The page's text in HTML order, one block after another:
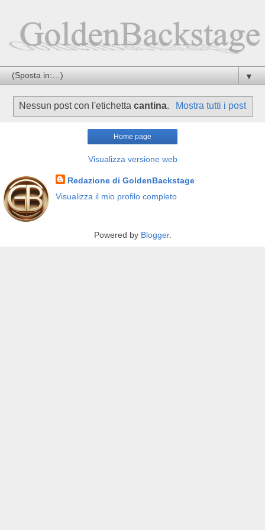
▼
Nessun post con l'etichettacantina. Mostra tutti i post
Home page
Visualizza versione web
Redazione di GoldenBackstage
Visualizza il mio profilo completo
Powered by Blogger.